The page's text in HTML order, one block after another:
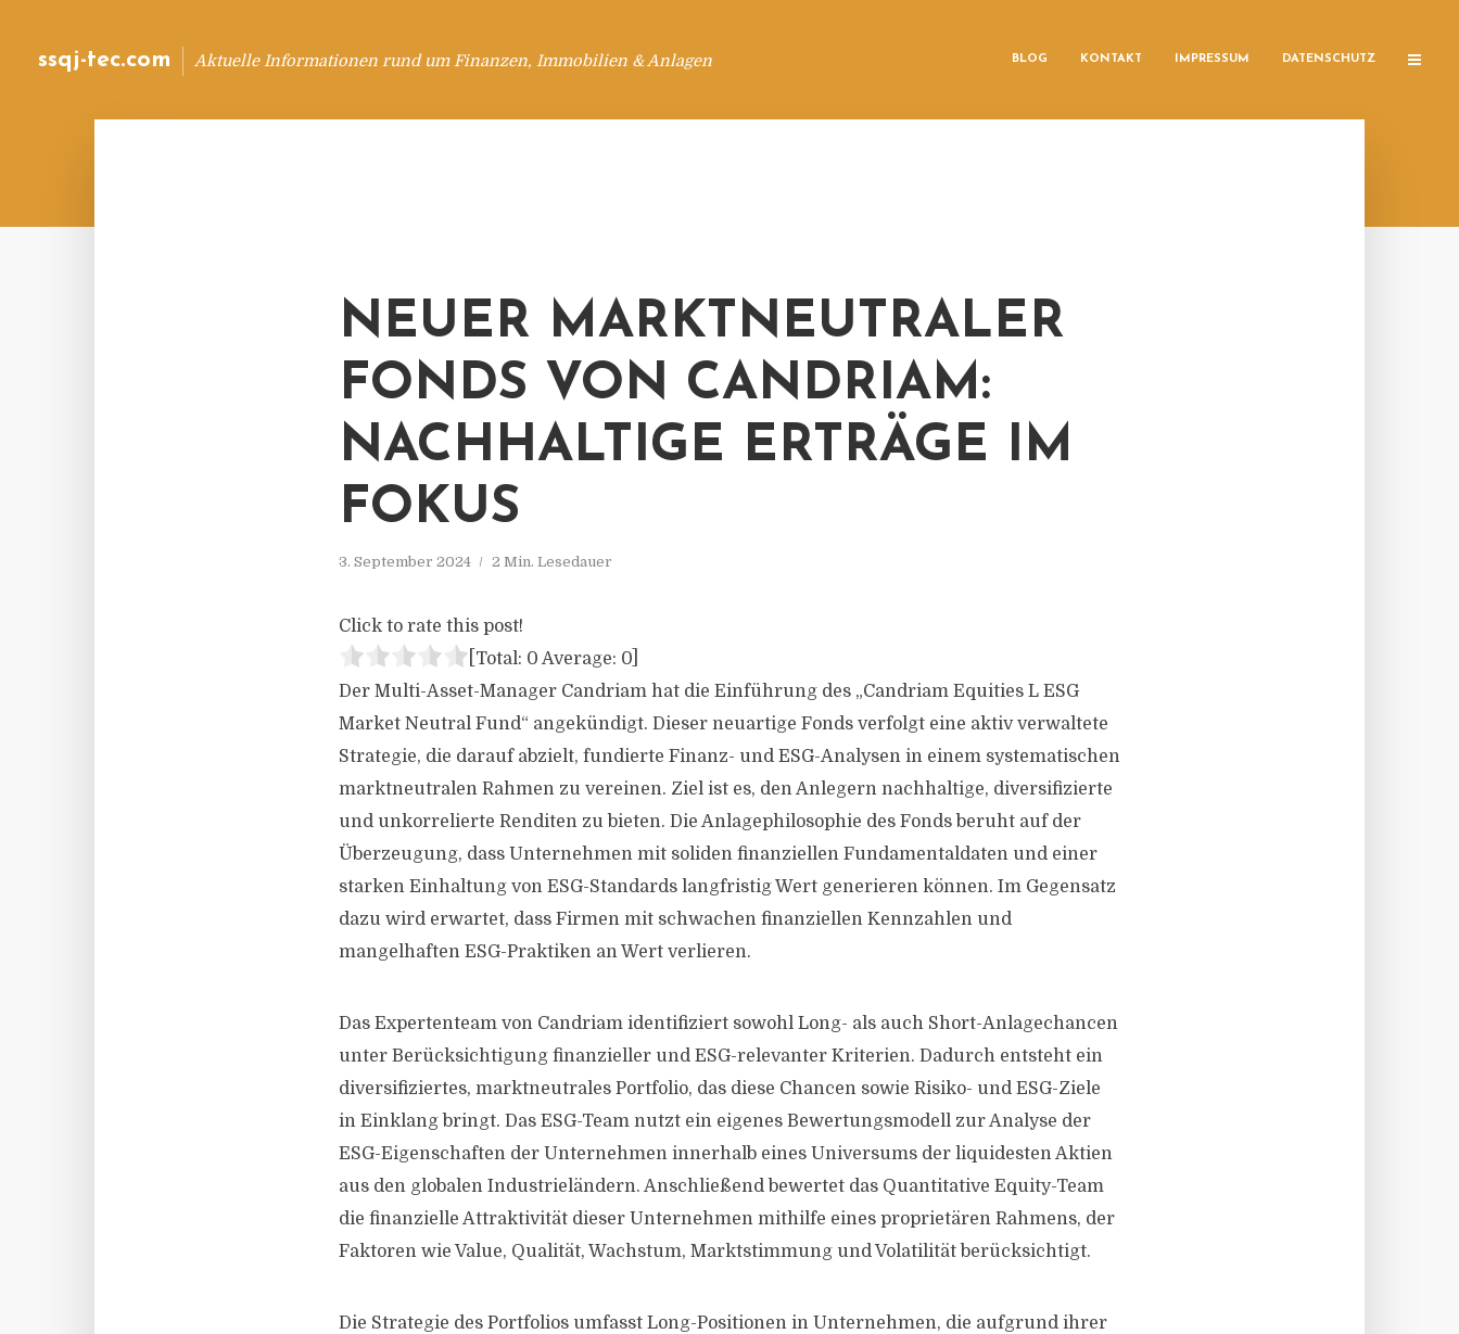
ssqj-tec.com Aktuelle Informationen rund um Finanzen, Immobilien & Anlagen BLOG KONTAKT IMPRESSUM DATENSCHUTZ
NEUER MARKTNEUTRALER
FONDS VON CANDRIAM:
NACHHALTIGE ERTRÄGE IM
FOKUS
3. September 2024 2 Min. Lesedauer
Click to rate this post!
[Total: 0 Average: 0
Der Multi-Asset-Manager Candriam hat die Einführung des „Candriam Equities L ESG
Market Neutral Fund“ angekündigt. Dieser neuartige Fonds verfolgt eine aktiv verwaltete
Strategie, die darauf abzielt, fundierte Finanz- und ESG-Analysen in einem systematischen
marktneutralen Rahmen zu vereinen. Ziel ist es, den Anlegern nachhaltige, diversifizierte
und unkorrelierte Renditen zu bieten. Die Anlagephilosophie des Fonds beruht auf der
Überzeugung, dass Unternehmen mit soliden finanziellen Fundamentaldaten und einer
starken Einhaltung von ESG-Standards langfristig Wert generieren können. Im Gegensatz
dazu wird erwartet, dass Firmen mit schwachen finanziellen Kennzahlen und
mangelhaften ESG-Praktiken an Wert verlieren.
Das Expertenteam von Candriam identifiziert sowohl Long- als auch Short-Anlagechancen
unter Berücksichtigung finanzieller und ESG-relevanter Kriterien. Dadurch entsteht ein
diversifiziertes, marktneutrales Portfolio, das diese Chancen sowie Risiko- und ESG-Ziele
in Einklang bringt. Das ESG-Team nutzt ein eigenes Bewertungsmodell zur Analyse der
ESG-Eigenschaften der Unternehmen innerhalb eines Universums der liquidesten Aktien
aus den globalen Industrieländern. Anschließend bewertet das Quantitative Equity-Team
die finanzielle Attraktivität dieser Unternehmen mithilfe eines proprietären Rahmens, der
Faktoren wie Value, Qualität, Wachstum, Marktstimmung und Volatilität berücksichtigt.
Die Strategie des Portfolios umfasst Long-Positionen in Unternehmen, die aufgrund ihrer